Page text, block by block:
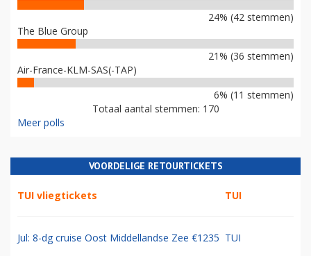
24% (42 stemmen)
The Blue Group
21% (36 stemmen)
Air-France-KLM-SAS(-TAP)
6% (11 stemmen)
Totaal aantal stemmen: 170
Meer polls
VOORDELIGE RETOURTICKETS
TUI vliegtickets TUI
Jul: 8-dg cruise Oost Middellandse Zee €1235 TUI